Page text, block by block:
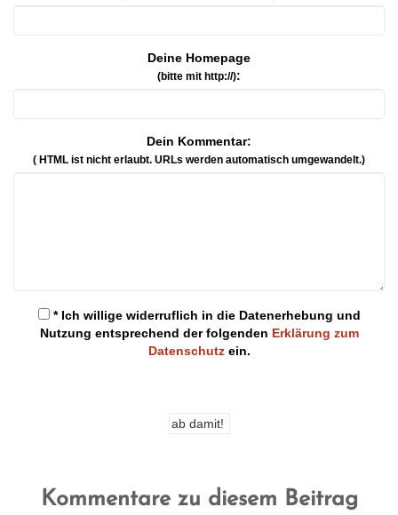
Deine Homepage
(bitte mit http://):
Dein Kommentar:
( HTML ist nicht erlaubt. URLs werden automatisch umgewandelt.)
* Ich willige widerruflich in die Datenerhebung und
Nutzung entsprechend der folgenden Erklärung zum
Datenschutzein.
Kommentare zu diesem Beitrag